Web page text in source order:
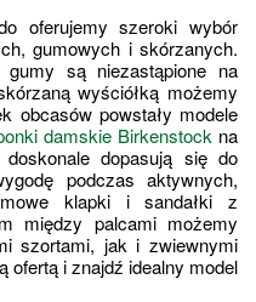
oferujemy szeroki wybór
gumowych i skórzanych.
są niezastąpione na
wyściółką możemy
obcasów powstały modele
damskie Birkenstock na
dopasują się do
podczas aktywnych,
klapki i sandałki z
między palcami możemy
szortami, jak i zwiewnymi
ofertą i znajdź idealny model